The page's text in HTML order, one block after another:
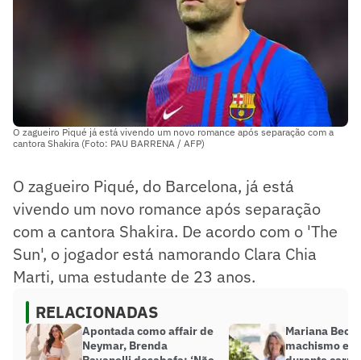
O zagueiro Piqué já está vivendo um novo romance após separação com a
cantora Shakira (Foto: PAU BARRENA / AFP)
O zagueiro Piqué, do Barcelona, já está
vivendo um novo romance após separação
com a cantora Shakira. De acordo com o 'The
Sun', o jogador está namorando Clara Chia
Marti, uma estudante de 23 anos.
RELACIONADAS
Apontada como affair de
Neymar, Brenda
Mariana
machismo e